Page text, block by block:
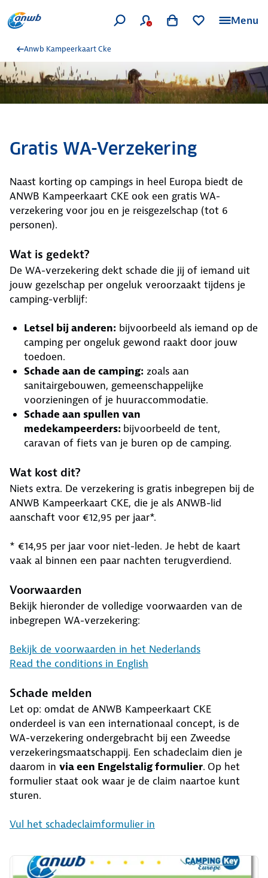
Menu
Anwb Kampeerkaart Cke
Gratis WA-Verzekering
Naast korting op campings in heel Europa biedt de
ANWB Kampeerkaart CKE ook een gratis WA-
verzekering voor jou en je reisgezelschap (tot 6
personen).
Wat is gedekt?
De WA-verzekering dekt schade die jij of iemand uit
jouw gezelschap per ongeluk veroorzaakt tijdens je
camping-verblijf:
Letsel bij anderen: bijvoorbeeld als iemand op de
camping per ongeluk gewond raakt door jouw
toedoen.
Schade aan de camping: zoals aan
sanitairgebouwen, gemeenschappelijke
voorzieningen of je huuraccommodatie.
Schade aan spullen van
medekampeerders: bijvoorbeeld de tent,
caravan of fiets van je buren op de camping.
Wat kost dit?
Niets extra. De verzekering is gratis inbegrepen bij de
ANWB Kampeerkaart CKE, die je als ANWB-lid
aanschaft voor €12,95 per jaar*.
* €14,95 per jaar voor niet-leden. Je hebt de kaart
vaak al binnen een paar nachten terugverdiend.
Voorwaarden
Bekijk hieronder de volledige voorwaarden van de
inbegrepen WA-verzekering:
Bekijk de voorwaarden in het Nederlands
Read the conditions in English
Schade melden
Let op: omdat de ANWB Kampeerkaart CKE
onderdeel is van een internationaal concept, is de
WA-verzekering ondergebracht bij een Zweedse
verzekeringsmaatschappij. Een schadeclaim dien je
daarom in via een Engelstalig formulier. Op het
formulier staat ook waar je de claim naartoe kunt
sturen.
Vul het schadeclaimformulier in